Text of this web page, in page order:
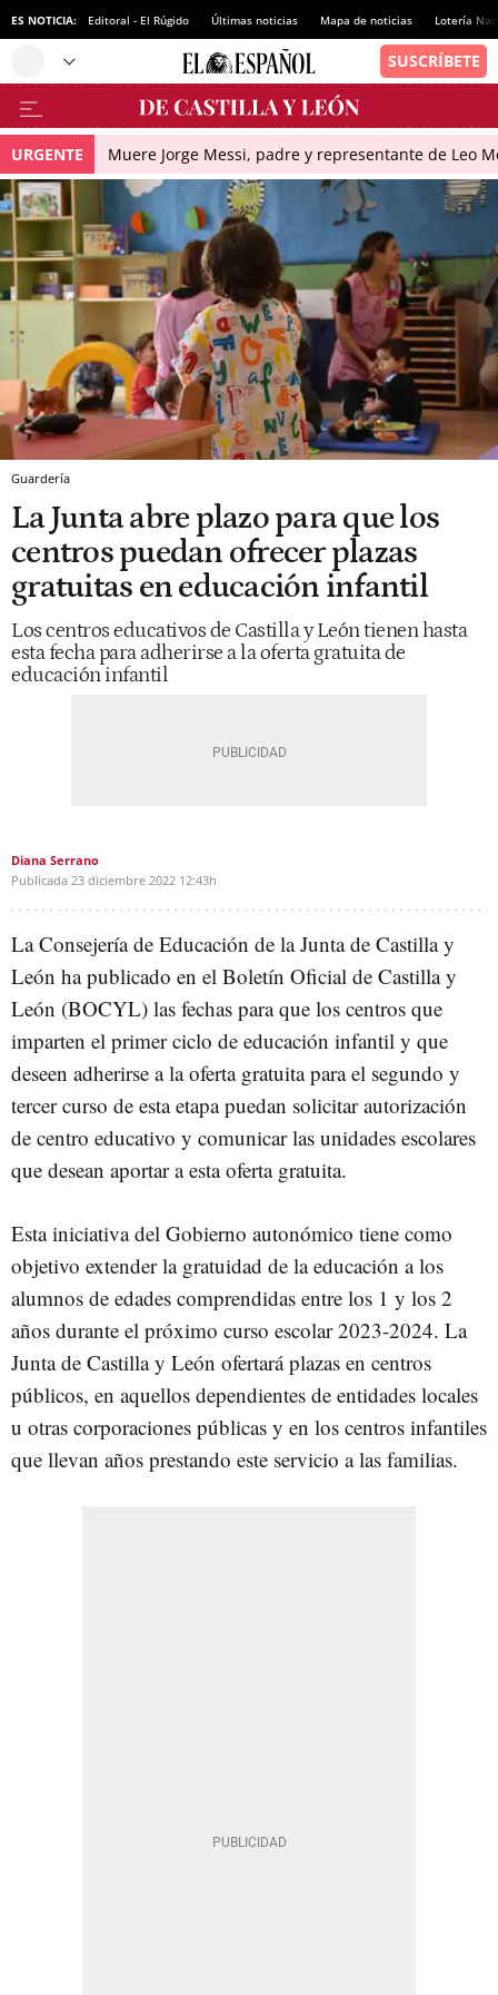
ES NOTICIA: Editoral - El Rúgido Últimas noticias Mapa de noticias Lotería
URGENTE Muere Jorge Messi, padre y representante de Leo
Guardería
La Junta abre plazo para que los
centros puedan ofrecer plazas
gratuitas en educación infantil
Los centros educativos de Castilla y León tienen hasta
esta fecha para adherirse a la oferta gratuita de
educación infantil
Diana Serrano
Publicada 23 diciembre 2022 12:43h
La Consejería de Educación de la Junta de Castilla y
León ha publicado en el Boletín Oficial de Castilla y
León (BOCYL) las fechas para que los centros que
imparten el primer ciclo de educación infantil y que
deseen adherirse a la oferta gratuita para el segundo y
tercer curso de esta etapa puedan solicitar autorización
de centro educativo y comunicar las unidades escolares
que desean aportar a esta oferta gratuita.
Esta iniciativa del Gobierno autonómico tiene como
objetivo extender la gratuidad de la educación a los
alumnos de edades comprendidas entre los 1 y los 2
años durante el próximo curso escolar 2023-2024. La
Junta de Castilla y León ofertará plazas en centros
públicos, en aquellos dependientes de entidades locales
u otras corporaciones públicas y en los centros infantiles
que llevan años prestando este servicio a las familias.